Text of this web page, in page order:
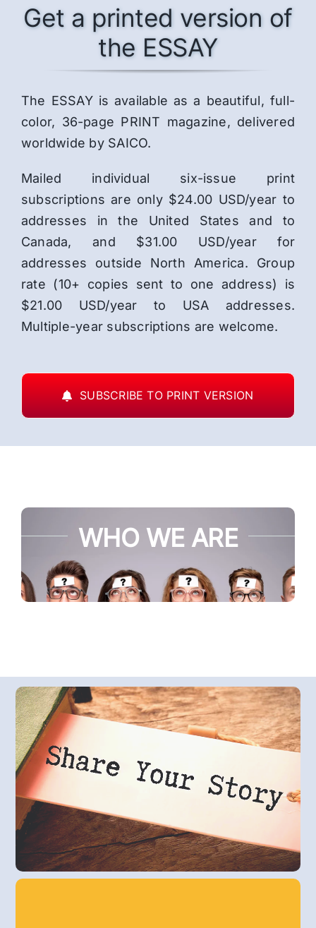
Get a printed version of
the ESSAY
The ESSAY is available as a beautiful, full-
color, 36-page PRINT magazine, delivered
worldwide by SAICO.
Mailed individual six-issue print
subscriptions are only $24.00 USD/year to
addresses in the United States and to
Canada, and $31.00 USD/year for
addresses outside North America. Group
rate (10+ copies sent to one address) is
$21.00 USD/year to USA addresses.
Multiple-year subscriptions are welcome.
SUBSCRIBE TO PRINT VERSION
WHO WE ARE